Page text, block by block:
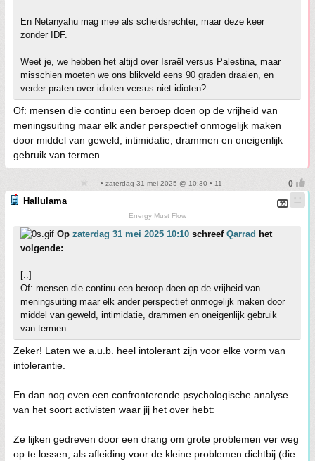
En Netanyahu mag mee als scheidsrechter, maar deze keer
zonder IDF.
Weet je, we hebben het altijd over Israël versus Palestina, maar
misschien moeten we ons blikveld eens 90 graden draaien, en
verder praten over idioten versus niet-idioten?
Of: mensen die continu een beroep doen op de vrijheid van
meningsuiting maar elk ander perspectief onmogelijk maken
door middel van geweld, intimidatie, drammen en oneigenlijk
gebruik van termen
• zaterdag 31 mei 2025 @ 10:30 • 11
Hallulama
Energy Must Flow
Op zaterdag 31 mei 2025 10:10 schreef Qarrad het
volgende:
[..]
Of: mensen die continu een beroep doen op de vrijheid van
meningsuiting maar elk ander perspectief onmogelijk maken door
middel van geweld, intimidatie, drammen en oneigenlijk gebruik
van termen
Zeker! Laten we a.u.b. heel intolerant zijn voor elke vorm van
intolerantie.
En dan nog even een confronterende psychologische analyse
van het soort activisten waar jij het over hebt:
Ze lijken gedreven door een drang om grote problemen ver weg
op te lossen, als afleiding voor de kleine problemen dichtbij (die